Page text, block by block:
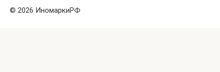
© 2026 ИномаркиРФ